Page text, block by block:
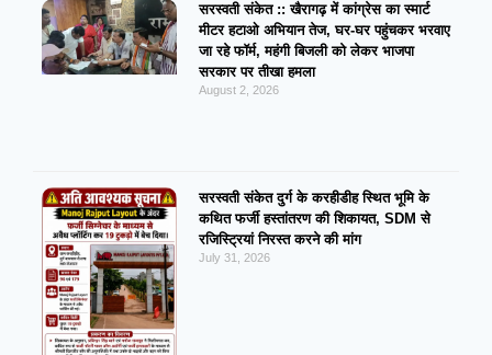
सरस्वती संकेत :: खैरागढ़ में कांग्रेस का स्मार्ट
मीटर हटाओ अभियान तेज, घर-घर पहुंचकर भरवाए
जा रहे फॉर्म, महंगी बिजली को लेकर भाजपा
सरकार पर तीखा हमला
August 2, 2026
सरस्वती संकेत दुर्ग के करहीडीह स्थित भूमि के
कथित फर्जी हस्तांतरण की शिकायत, SDM से
रजिस्ट्रियां निरस्त करने की मांग
July 31, 2026